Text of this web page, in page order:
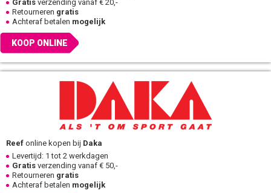
Gratis verzending vanaf € 20,-
Retourneren gratis
Achteraf betalen mogelijk
KOOP ONLINE
Reef online kopen bij Daka
Levertijd: 1 tot 2 werkdagen
Gratis verzending vanaf € 50,-
Retourneren gratis
Achteraf betalen mogelijk